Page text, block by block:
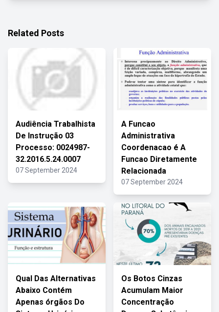
Related Posts
Audiência Trabalhista
De Instrução 03
Processo: 0024987-
32.2016.5.24.0007
07 September 2024
A Funcao
Administrativa
Coordenacao é A
Funcao Diretamente
Relacionada
07 September 2024
Qual Das Alternativas
Abaixo Contém
Apenas órgãos Do
Os Botos Cinzas
Acumulam Maior
Concentração